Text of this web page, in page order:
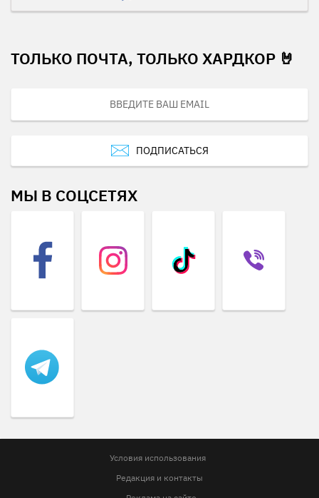
ТОЛЬКО ПОЧТА, ТОЛЬКО ХАРДКОР 🤘
ПОДПИСАТЬСЯ
МЫ В СОЦСЕТЯХ
Условия использования
Редакция и контакты